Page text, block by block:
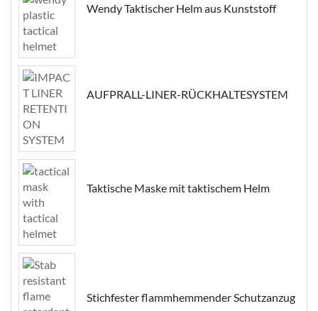
Wendy Taktischer Helm aus Kunststoff
AUFPRALL-LINER-RÜCKHALTESYSTEM
Taktische Maske mit taktischem Helm
Stichfester flammhemmender Schutzanzug